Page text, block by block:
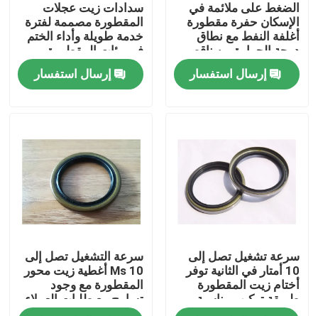
منتجات
معلومات عنا
الضغط على ملائمة في
الإسكان حفرة مقطورة
أغلفة النفط مع نطاق
درجة الحرارة من ناقص
40 درجة مئوية إلى 120
درجة مئوية والوقوف أو
Nostand الخيارات
إرسال استفسار
سدادات زيت عجلات
المقطورة مصممة لفترة
خدمة طويلة وأداء الختم
في بيئات المقطورة
المتطلبة
إرسال استفسار
سرعة تشغيل تصل إلى
10 أمتار في الثانية توفر
أختام زيت المقطورة
طريقة تركيب مناسبة
سرعة التشغيل تصل إلى
10 Ms أغطية زيت محور
المقطورة مع وجود
تسامح مع طلبات العملاء